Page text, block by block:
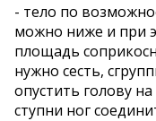
- тело по
можно ниже и при
площадь
нужно сесть,
опустить голову
ступни ног